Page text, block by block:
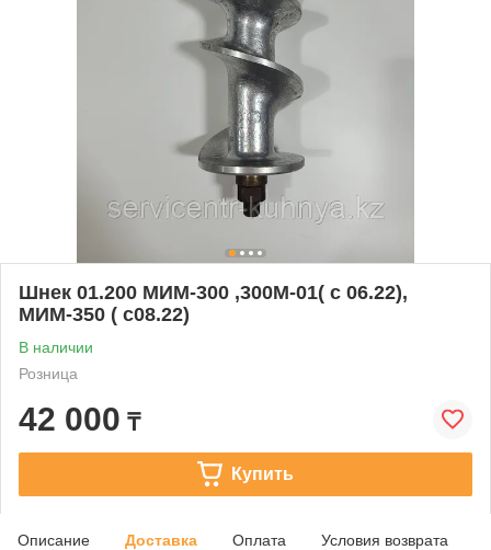
Шнек 01.200 МИМ-300 ,300М-01( с 06.22),
МИМ-350 ( с08.22)
В наличии
Розница
42 000 ₸
Купить
Описание Доставка Оплата Условия возврата